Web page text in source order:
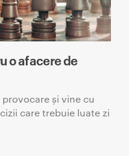
o afacere de
și vine cu
care trebuie luate zi